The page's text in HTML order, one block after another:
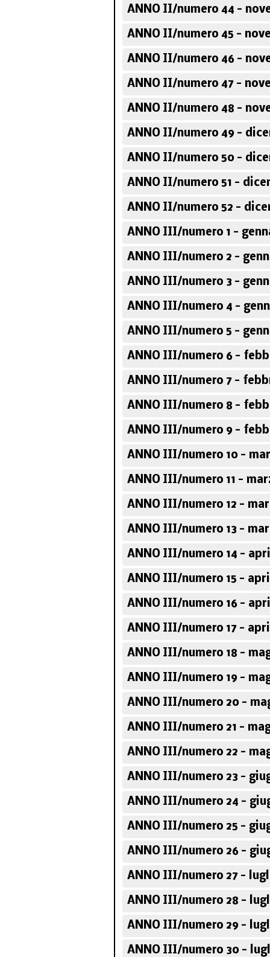
ANNO II/numero 44 -
ANNO II/numero 45 -
ANNO II/numero 46 -
ANNO II/numero 47 -
ANNO II/numero 48 -
ANNO II/numero 49 -
ANNO II/numero 50 -
ANNO II/numero 51 -
ANNO II/numero 52 -
ANNO III/numero 1 -
ANNO III/numero 2 -
ANNO III/numero 3 -
ANNO III/numero 4 -
ANNO III/numero 5 -
ANNO III/numero 6 -
ANNO III/numero 7 -
ANNO III/numero 8 -
ANNO III/numero 9 -
ANNO III/numero 10 -
ANNO III/numero 11 -
ANNO III/numero 12 -
ANNO III/numero 13 -
ANNO III/numero 14 -
ANNO III/numero 15 -
ANNO III/numero 16 -
ANNO III/numero 17 -
ANNO III/numero 18 -
ANNO III/numero 19 -
ANNO III/numero 20 -
ANNO III/numero 21 -
ANNO III/numero 22 -
ANNO III/numero 23 -
ANNO III/numero 24 -
ANNO III/numero 25 -
ANNO III/numero 26 -
ANNO III/numero 27 -
ANNO III/numero 28 -
ANNO III/numero 29 -
ANNO III/numero 30 -